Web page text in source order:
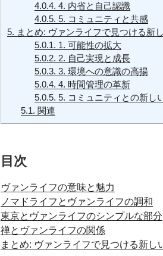
4.0.4. 4. 内省と自己認識
4.0.5. 5. コミュニティと共感
5. まとめ: ヴァンライフで見つける新
5.0.1. 1. 可能性の拡大
5.0.2. 2. 自己実現と成長
5.0.3. 3. 環境への意識の高揚
5.0.4. 4. 時間管理の革新
5.0.5. 5. コミュニティとの新し
5.1. 関連
目次
ヴァンライフの意味と魅力
ノマドライフとヴァンライフの調和
東京とヴァンライフのシンプルな部分
禅とヴァンライフの関係
まとめ: ヴァンライフで見つける新し